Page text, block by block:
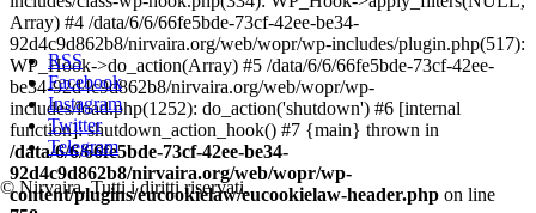
RSS
Facebook
Instagram
Twitter
Telegram
© Nirvaira. Tutti i diritti riservati.
Array) #4 /data/6/6/66fe5bde-73cf-42ee-be34-
92d4c9d862b8/nirvaira.org/web/wopr/wp-includes/plugin.php(517):
WP_Hook->do_action(Array) #5 /data/6/6/66fe5bde-73cf-42ee-
be34-92d4c9d862b8/nirvaira.org/web/wopr/wp-
includes/load.php(1252): do_action('shutdown') #6 [internal
function]: shutdown_action_hook() #7 {main} thrown in
/data/6/6/66fe5bde-73cf-42ee-be34-
92d4c9d862b8/nirvaira.org/web/wopr/wp-
content/plugins/eucookielaw/eucookielaw-header.php on line